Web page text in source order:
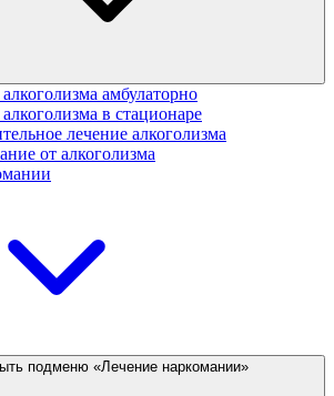
амбулаторно
в стационаре
лечение алкоголизма
от алкоголизма
подменю «Лечение наркомании»